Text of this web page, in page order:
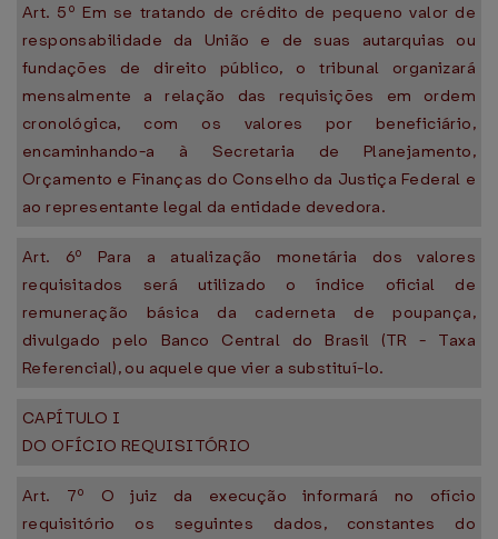
Art. 5º Em se tratando de crédito de pequeno valor de
responsabilidade da União e de suas autarquias ou
fundações de direito público, o tribunal organizará
mensalmente a relação das requisições em ordem
cronológica, com os valores por beneficiário,
encaminhando-a à Secretaria de Planejamento,
Orçamento e Finanças do Conselho da Justiça Federal e
ao representante legal da entidade devedora.
Art. 6º Para a atualização monetária dos valores
requisitados será utilizado o índice oficial de
remuneração básica da caderneta de poupança,
divulgado pelo Banco Central do Brasil (TR - Taxa
Referencial), ou aquele que vier a substituí-lo.
CAPÍTULO I
DO OFÍCIO REQUISITÓRIO
Art. 7º O juiz da execução informará no ofício
requisitório os seguintes dados, constantes do